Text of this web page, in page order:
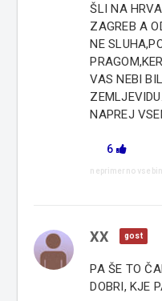
ŠLI NA
ZAGREB A
NE
VAS NEBI
NAPREJ
6
neprimerno
XX gost
PA ŠE TO
DOBRI, KJE